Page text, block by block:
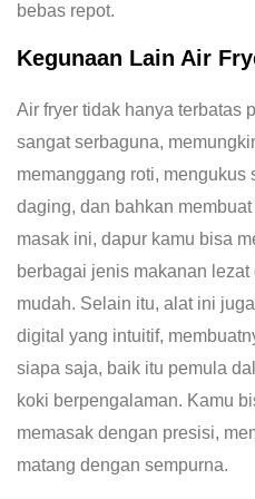
bebas repot.
Kegunaan Lain Air
Air fryer tidak hanya terbatas
sangat serbaguna,
memanggang roti, mengukus
daging, dan bahkan
masak ini, dapur kamu bisa
berbagai jenis makanan
mudah. Selain itu, alat ini
digital yang intuitif,
siapa saja, baik itu pemula
koki berpengalaman. Kamu
memasak dengan presisi,
matang dengan sempurna.